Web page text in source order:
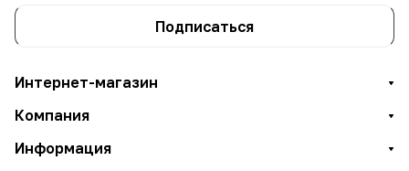
Подписаться
Интернет-магазин
Компания
Информация